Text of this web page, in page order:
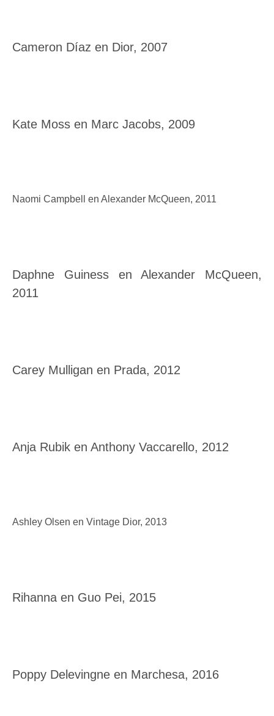
Cameron Díaz en Dior, 2007
Kate Moss en Marc Jacobs, 2009
Naomi Campbell en Alexander McQueen, 2011
Daphne Guiness en Alexander McQueen,
2011
Carey Mulligan en Prada, 2012
Anja Rubik en Anthony Vaccarello, 2012
Ashley Olsen en Vintage Dior, 2013
Rihanna en Guo Pei, 2015
Poppy Delevingne en Marchesa, 2016